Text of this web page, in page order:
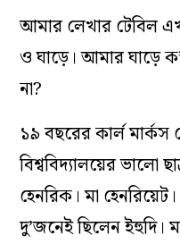
আমার লেখার টেবিল
ও ঘাড়ে। আমার ঘাড়ে
না?
১৯ বছরের কার্ল মার্কস
বিশ্ববিদ্যালয়ের ভালো
হেনরিক। মা
দু’জনেই ছিলেন ইহুদি।